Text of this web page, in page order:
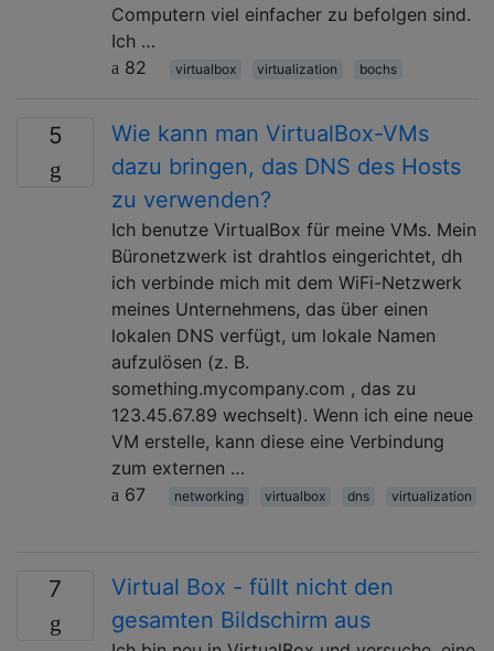
Computern viel einfacher zu befolgen sind.
Ich …
82
virtualbox virtualization bochs
5
Wie kann man VirtualBox-VMs
dazu bringen, das DNS des Hosts
zu verwenden?
Ich benutze VirtualBox für meine VMs. Mein
Büronetzwerk ist drahtlos eingerichtet, dh
ich verbinde mich mit dem WiFi-Netzwerk
meines Unternehmens, das über einen
lokalen DNS verfügt, um lokale Namen
aufzulösen (z. B.
something.mycompany.com , das zu
123.45.67.89 wechselt). Wenn ich eine neue
VM erstelle, kann diese eine Verbindung
zum externen …
67
networking virtualbox dns virtualization
7
Virtual Box - füllt nicht den
gesamten Bildschirm aus